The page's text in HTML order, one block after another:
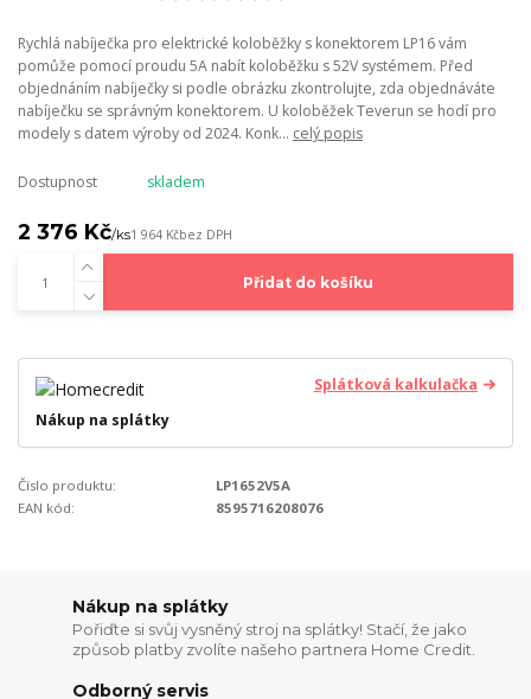
Rychlá nabíječka pro elektrické koloběžky s konektorem LP16 vám
pomůže pomocí proudu 5A nabít koloběžku s 52V systémem. Před
objednáním nabíječky si podle obrázku zkontrolujte, zda objednáváte
nabíječku se správným konektorem. U koloběžek Teverun se hodí pro
modely s datem výroby od 2024. Konk... celý popis
Dostupnost skladem
2 376 Kč/ks1 964 Kčbez DPH
Přidat do košíku
Splátková kalkulačka
Nákup na splátky
Číslo produktu:
LP1652V5A
EAN kód:
8595716208076
Nákup na splátky
Pořiďte si svůj vysněný stroj na splátky! Stačí, že jako
způsob platby zvolíte našeho partnera Home Credit.
Odborný servis